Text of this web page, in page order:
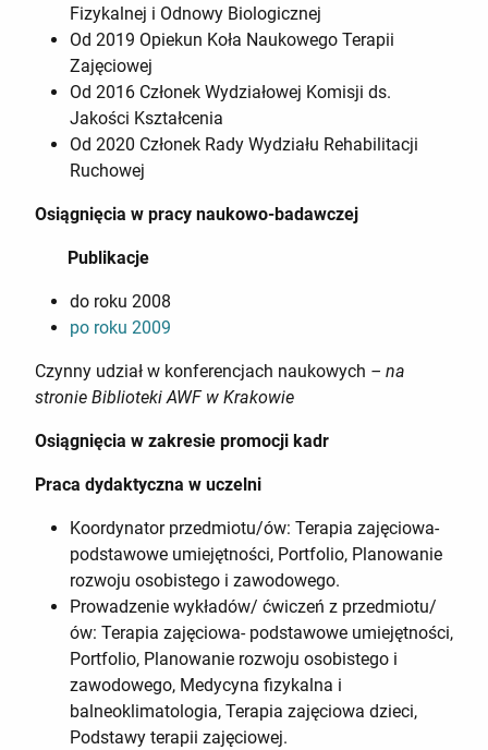
Fizykalnej i Odnowy Biologicznej
Od 2019 Opiekun Koła Naukowego Terapii
Zajęciowej
Od 2016 Członek Wydziałowej Komisji ds.
Jakości Kształcenia
Od 2020 Członek Rady Wydziału Rehabilitacji
Ruchowej
Osiągnięcia w pracy naukowo-badawczej
Publikacje
do roku 2008
po roku 2009
Czynny udział w konferencjach naukowych – na
stronie Biblioteki AWF w Krakowie
Osiągnięcia w zakresie promocji kadr
Praca dydaktyczna w uczelni
Koordynator przedmiotu/ów: Terapia zajęciowa-
podstawowe umiejętności, Portfolio, Planowanie
rozwoju osobistego i zawodowego.
Prowadzenie wykładów/ ćwiczeń z przedmiotu/
ów: Terapia zajęciowa- podstawowe umiejętności,
Portfolio, Planowanie rozwoju osobistego i
zawodowego, Medycyna fizykalna i
balneoklimatologia, Terapia zajęciowa dzieci,
Podstawy terapii zajęciowej.